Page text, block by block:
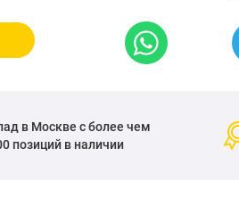
в Москве с более чем
позиций в наличии